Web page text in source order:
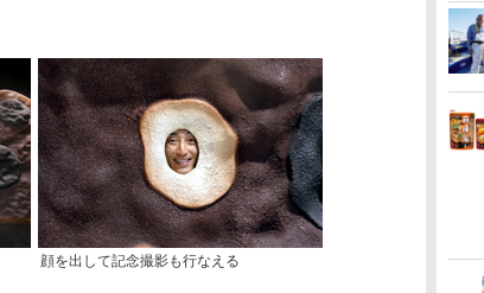
顔を出して記念撮影も行なえる